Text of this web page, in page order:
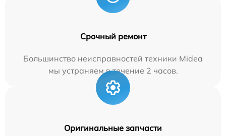
Срочный ремонт
Большинство неисправностей техники Midea
мы устраняем в течение 2 часов.
Оригинальные запчасти